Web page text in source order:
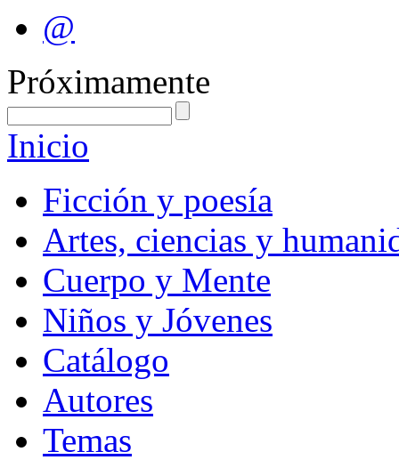
@
Próximamente
Inicio
Ficción y poesía
Artes, ciencias y
Cuerpo y Mente
Niños y Jóvenes
Catálogo
Autores
Temas